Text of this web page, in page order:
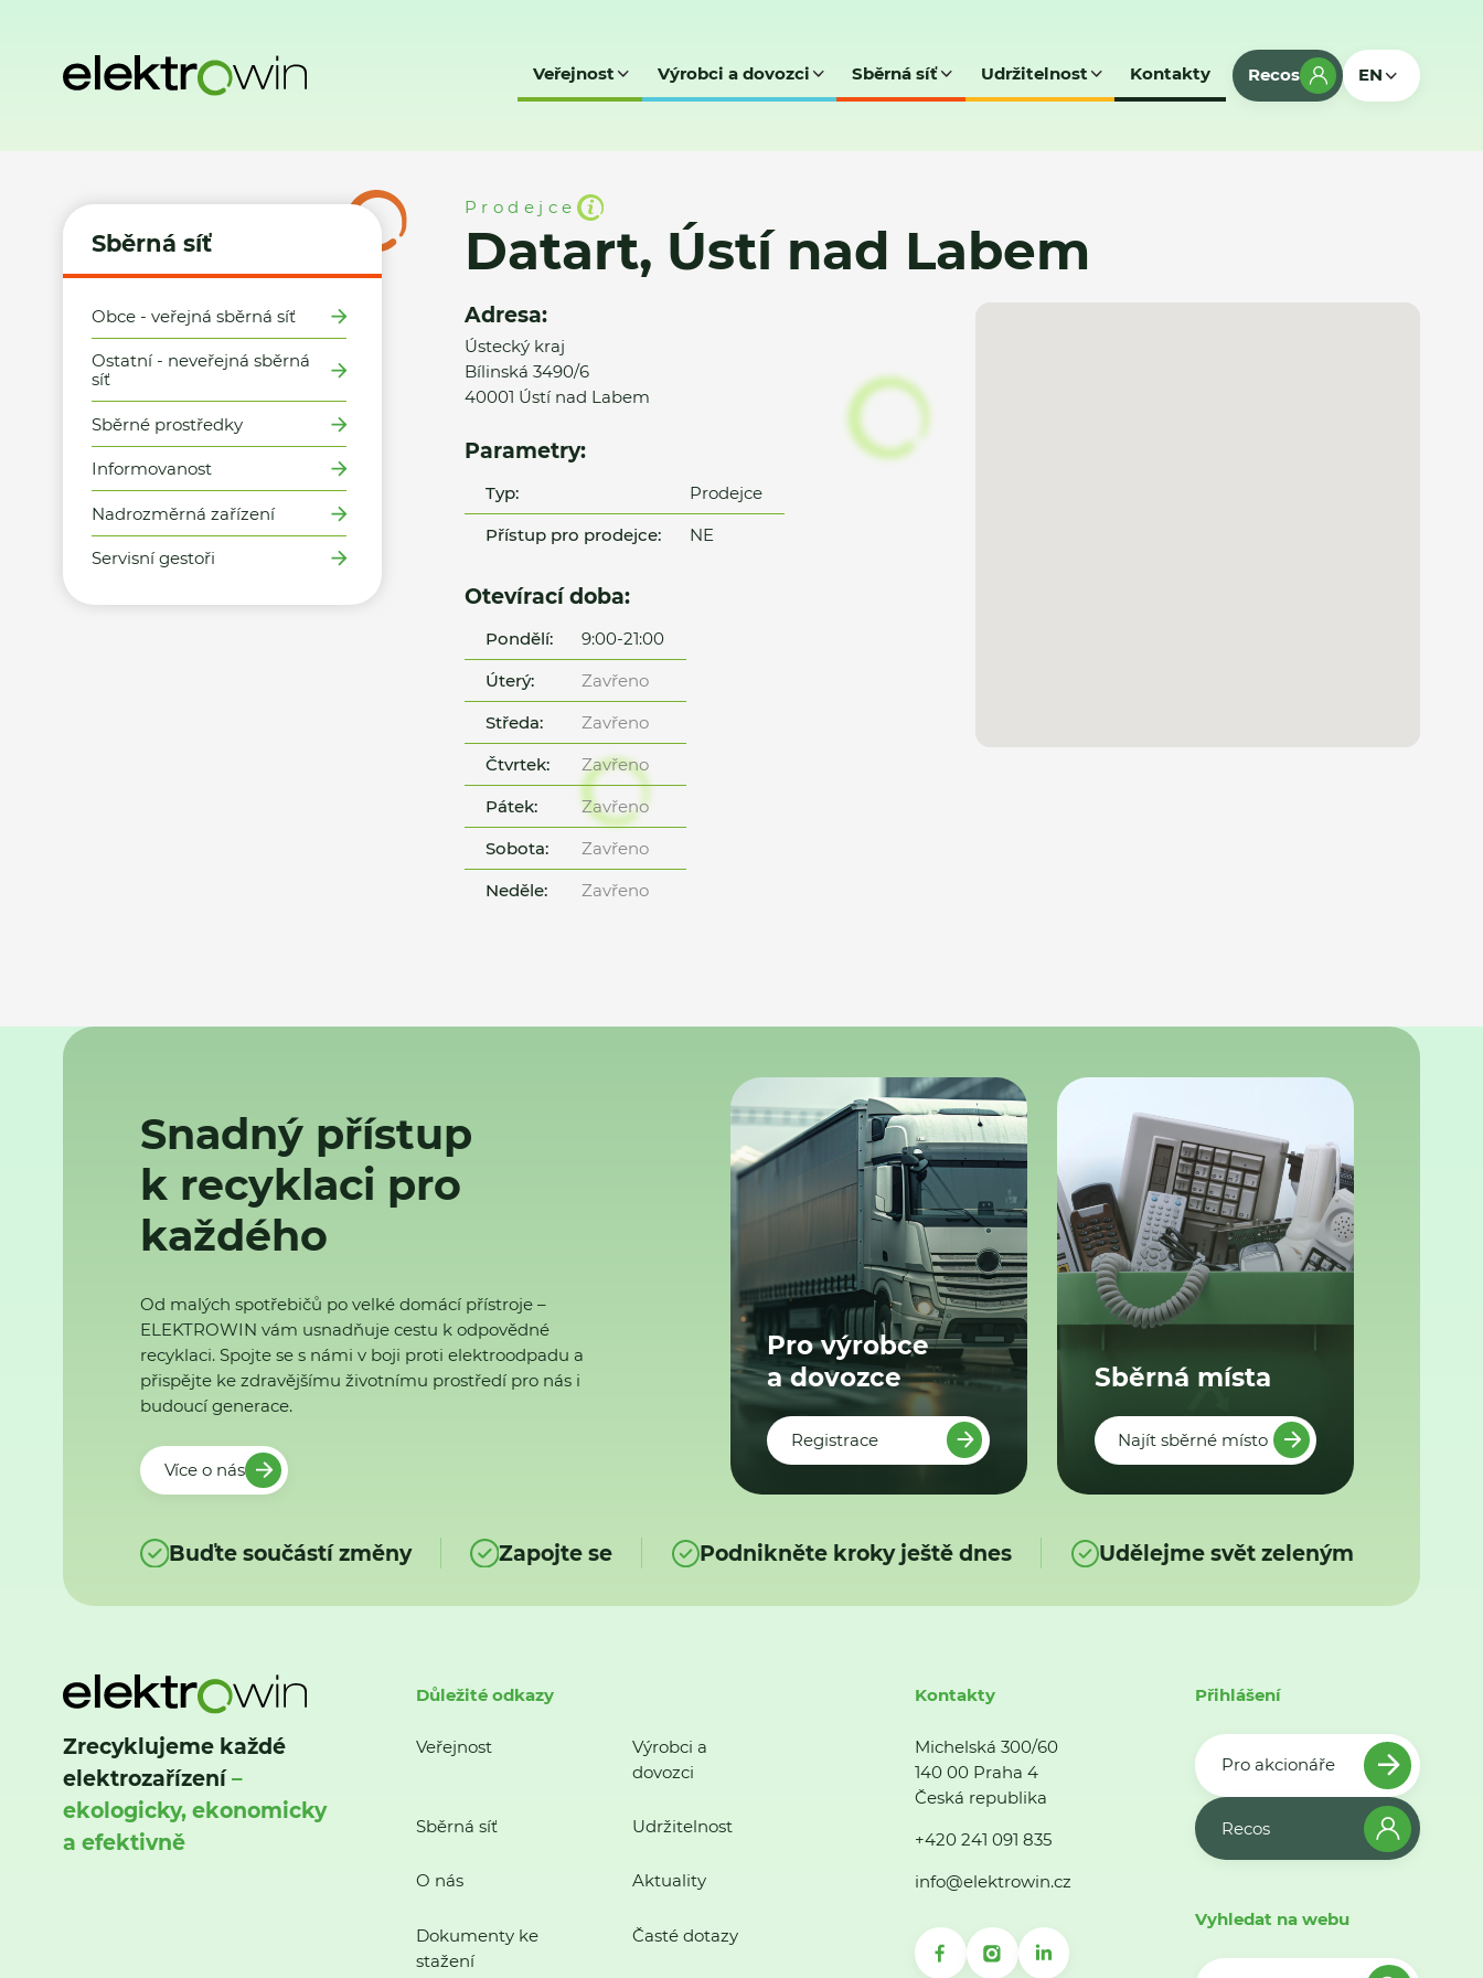
Veřejnost Výrobci a dovozci Sběrná síť Udržitelnost Kontakty Recos EN
Sběrná síť
Obce - veřejná sběrná síť
Ostatní - neveřejná sběrná
síť
Sběrné prostředky
Informovanost
Nadrozměrná zařízení
Servisní gestoři
Prodejce
Datart, Ústí nad Labem
Adresa:
Ústecký kraj
Bílinská 3490/6
40001 Ústí nad Labem
Parametry:
Typ:
Prodejce
Přístup pro prodejce:
NE
Otevírací doba:
Pondělí:
9:00-21:00
Úterý:
Zavřeno
Středa:
Zavřeno
Čtvrtek:
Zavřeno
Pátek:
Zavřeno
Sobota:
Zavřeno
Neděle:
Zavřeno
Snadný přístup
k recyklaci pro
každého
Od malých spotřebičů po velké domácí přístroje –
ELEKTROWIN vám usnadňuje cestu k odpovědné
recyklaci. Spojte se s námi v boji proti elektroodpadu a
přispějte ke zdravějšímu životnímu prostředí pro nás i
budoucí generace.
Více o nás
Pro výrobce
a dovozce
Registrace
Sběrná místa
Najít sběrné místo
Buďte součástí změny Zapojte se Podnikněte kroky ještě dnes Udělejme svět zeleným
Zrecyklujeme každé
elektrozařízení–
ekologicky, ekonomicky
a efektivně
Důležité odkazy
Veřejnost
Výrobci a
dovozci
Sběrná síť Udržitelnost
O nás Aktuality
Dokumenty ke
stažení
Časté dotazy
Kontakty
Michelská 300/60
140 00 Praha 4
Česká republika
+420 241 091 835
info@elektrowin.cz
Přihlášení
Pro akcionáře
Recos
Vyhledat na webu